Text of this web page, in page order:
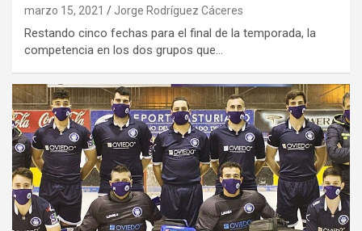
marzo 15, 2021 Jorge Rodríguez Cáceres
Restando cinco fechas para el final de la temporada, la
competencia en los dos grupos que…